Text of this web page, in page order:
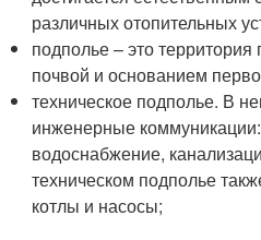
различных отопительных
подполье – это
почвой и основанием
техническое подполье. В
инженерные коммуникации:
водоснабжение,
техническом подполье
котлы и насосы;